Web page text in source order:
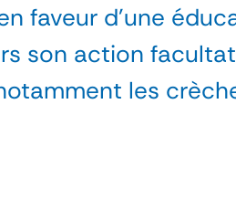
faveur d’une
son action
les